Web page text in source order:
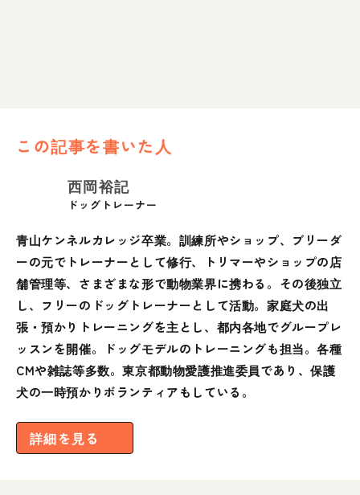
この記事を書いた人
西岡裕記
ドッグトレーナー
青山ケンネルカレッジ卒業。訓練所やショップ、ブリーダ
ーの元でトレーナーとして修行、トリマーやショップの店
舗管理等、さまざまな形で動物業界に携わる。その後独立
し、フリーのドッグトレーナーとして活動。家庭犬の出
張・預かりトレーニングを主とし、都内各地でグループレ
ッスンを開催。ドッグモデルのトレーニングも担当。各種
CMや雑誌等多数。東京都動物愛護推進委員であり、保護
犬の一時預かりボランティアもしている。
詳細を見る